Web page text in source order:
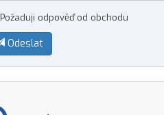
Požaduji odpověď od obchodu
Odeslat